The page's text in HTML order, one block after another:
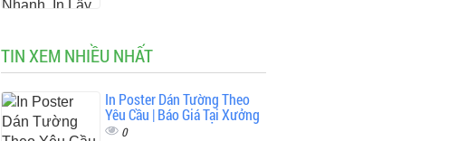
TIN XEM NHIỀU NHẤT
In Poster Dán Tường Theo
Yêu Cầu | Báo Giá Tại Xưởng
0